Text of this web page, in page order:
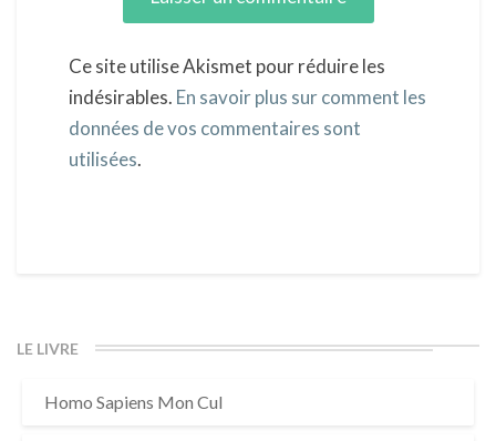
Ce site utilise Akismet pour réduire les
indésirables. En savoir plus sur comment les
données de vos commentaires sont
utilisées.
LE LIVRE
Homo Sapiens Mon Cul